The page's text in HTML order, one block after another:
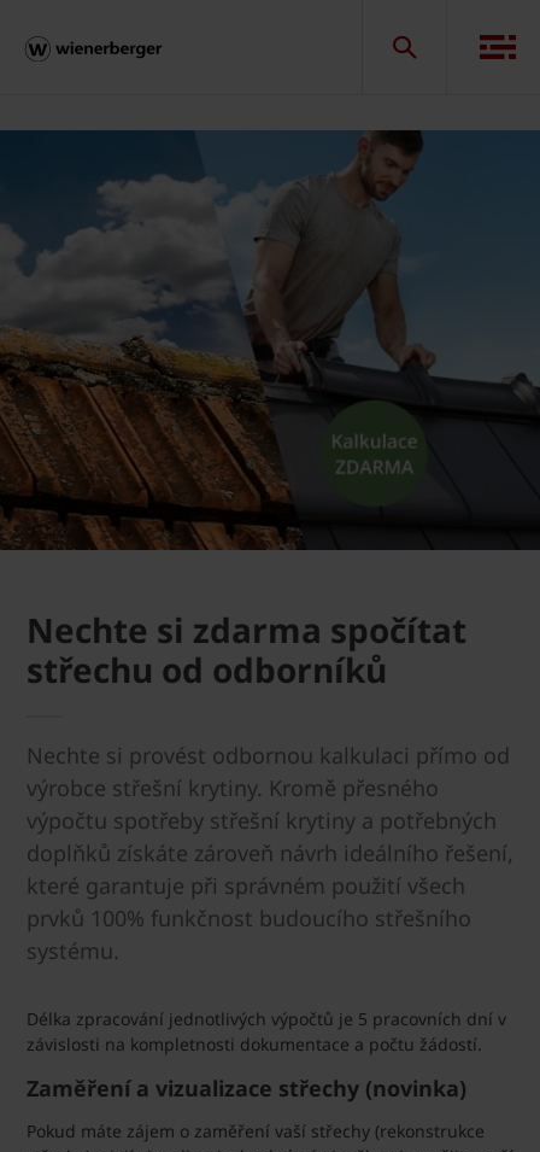
Nechte si zdarma spočítat
střechu od odborníků
Nechte si provést odbornou kalkulaci přímo od
výrobce střešní krytiny. Kromě přesného
výpočtu spotřeby střešní krytiny a potřebných
doplňků získáte zároveň návrh ideálního řešení,
které garantuje při správném použití všech
prvků 100% funkčnost budoucího střešního
systému.
Délka zpracování jednotlivých výpočtů je 5 pracovních dní v
závislosti na kompletnosti dokumentace a počtu žádostí.
Zaměření a vizualizace střechy (novinka)
Pokud máte zájem o zaměření vaší střechy (rekonstrukce